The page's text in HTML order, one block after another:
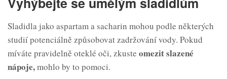
Sladidla jako aspartam a sacharin mohou podle některých
studií potenciálně způsobovat zadržování vody. Pokud
míváte pravidelně oteklé oči, zkuste omezit slazené
nápoje,mohlo by to pomoci.